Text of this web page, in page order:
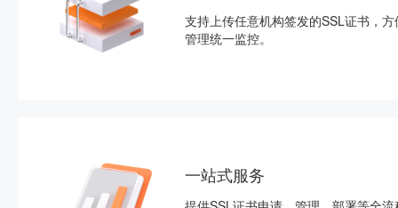
支持上传任意机构签发的SSL证书，
管理统一监控。
一站式服务